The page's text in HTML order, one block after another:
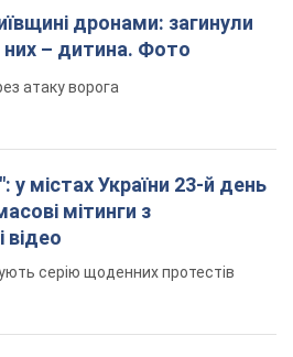
дронами: загинули
– дитина. Фото
атаку ворога
у містах України 23-й день
мітинги з
відео
серію щоденних протестів